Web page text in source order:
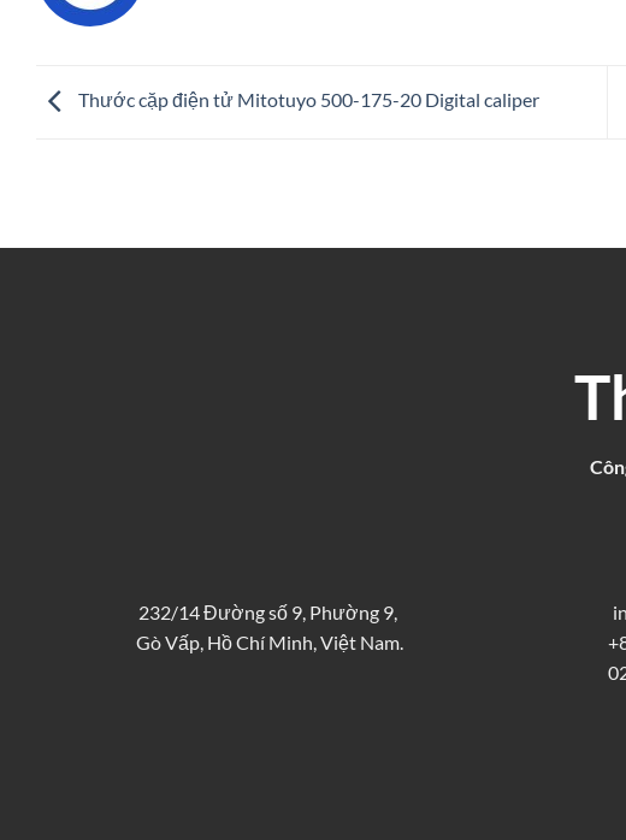
Thước cặp điện tử Mitotuyo 500-175-20 Digital caliper
232/14 Đường số 9, Phường 9,
Gò Vấp, Hồ Chí Minh, Việt Nam.